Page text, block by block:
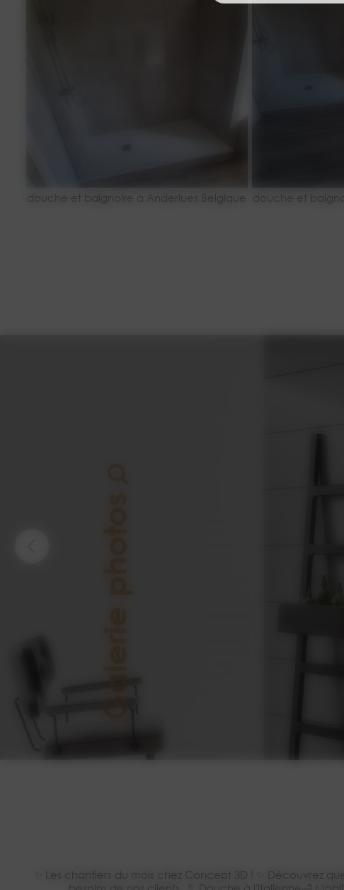
douche et baignoire à Anderlues Belgique douche et
✨ Les chantiers du mois chez Concept 3D ! ✨ Découvrez